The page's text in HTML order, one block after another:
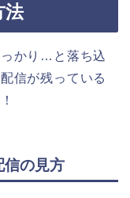
法
かり…と落ち込
信が残っている
信の見方